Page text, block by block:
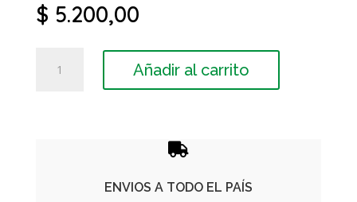
$ 5.200,00
Laminado
Añadir al carrito

ENVIOS A TODO EL PAÍS